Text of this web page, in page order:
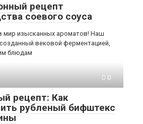
рецепт
соевого соуса
мир изысканных ароматов! Наш
вековой ферментацией,
блюдам
0
рецепт: Как
рубленый бифштекс